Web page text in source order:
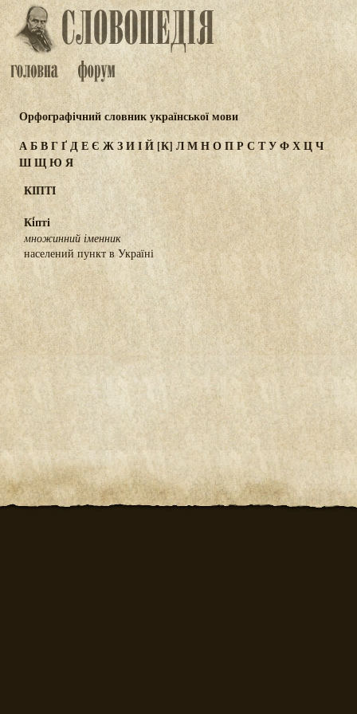
Орфографічний словник української мови
АБВГҐДЕЄ ЖЗИІЙ [К] ЛМНОПР СТУФХЦЧ
ШЩЮЯ
КІПТІ
Кі́пті
множинний іменник
населений пункт в Україні